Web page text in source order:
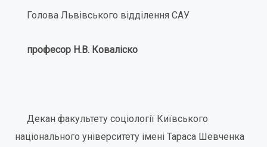
Голова Львівського відділення САУ
професор Н.В. Коваліско
Декан факультету соціології Київського
національного університету імені Тараса Шевченка